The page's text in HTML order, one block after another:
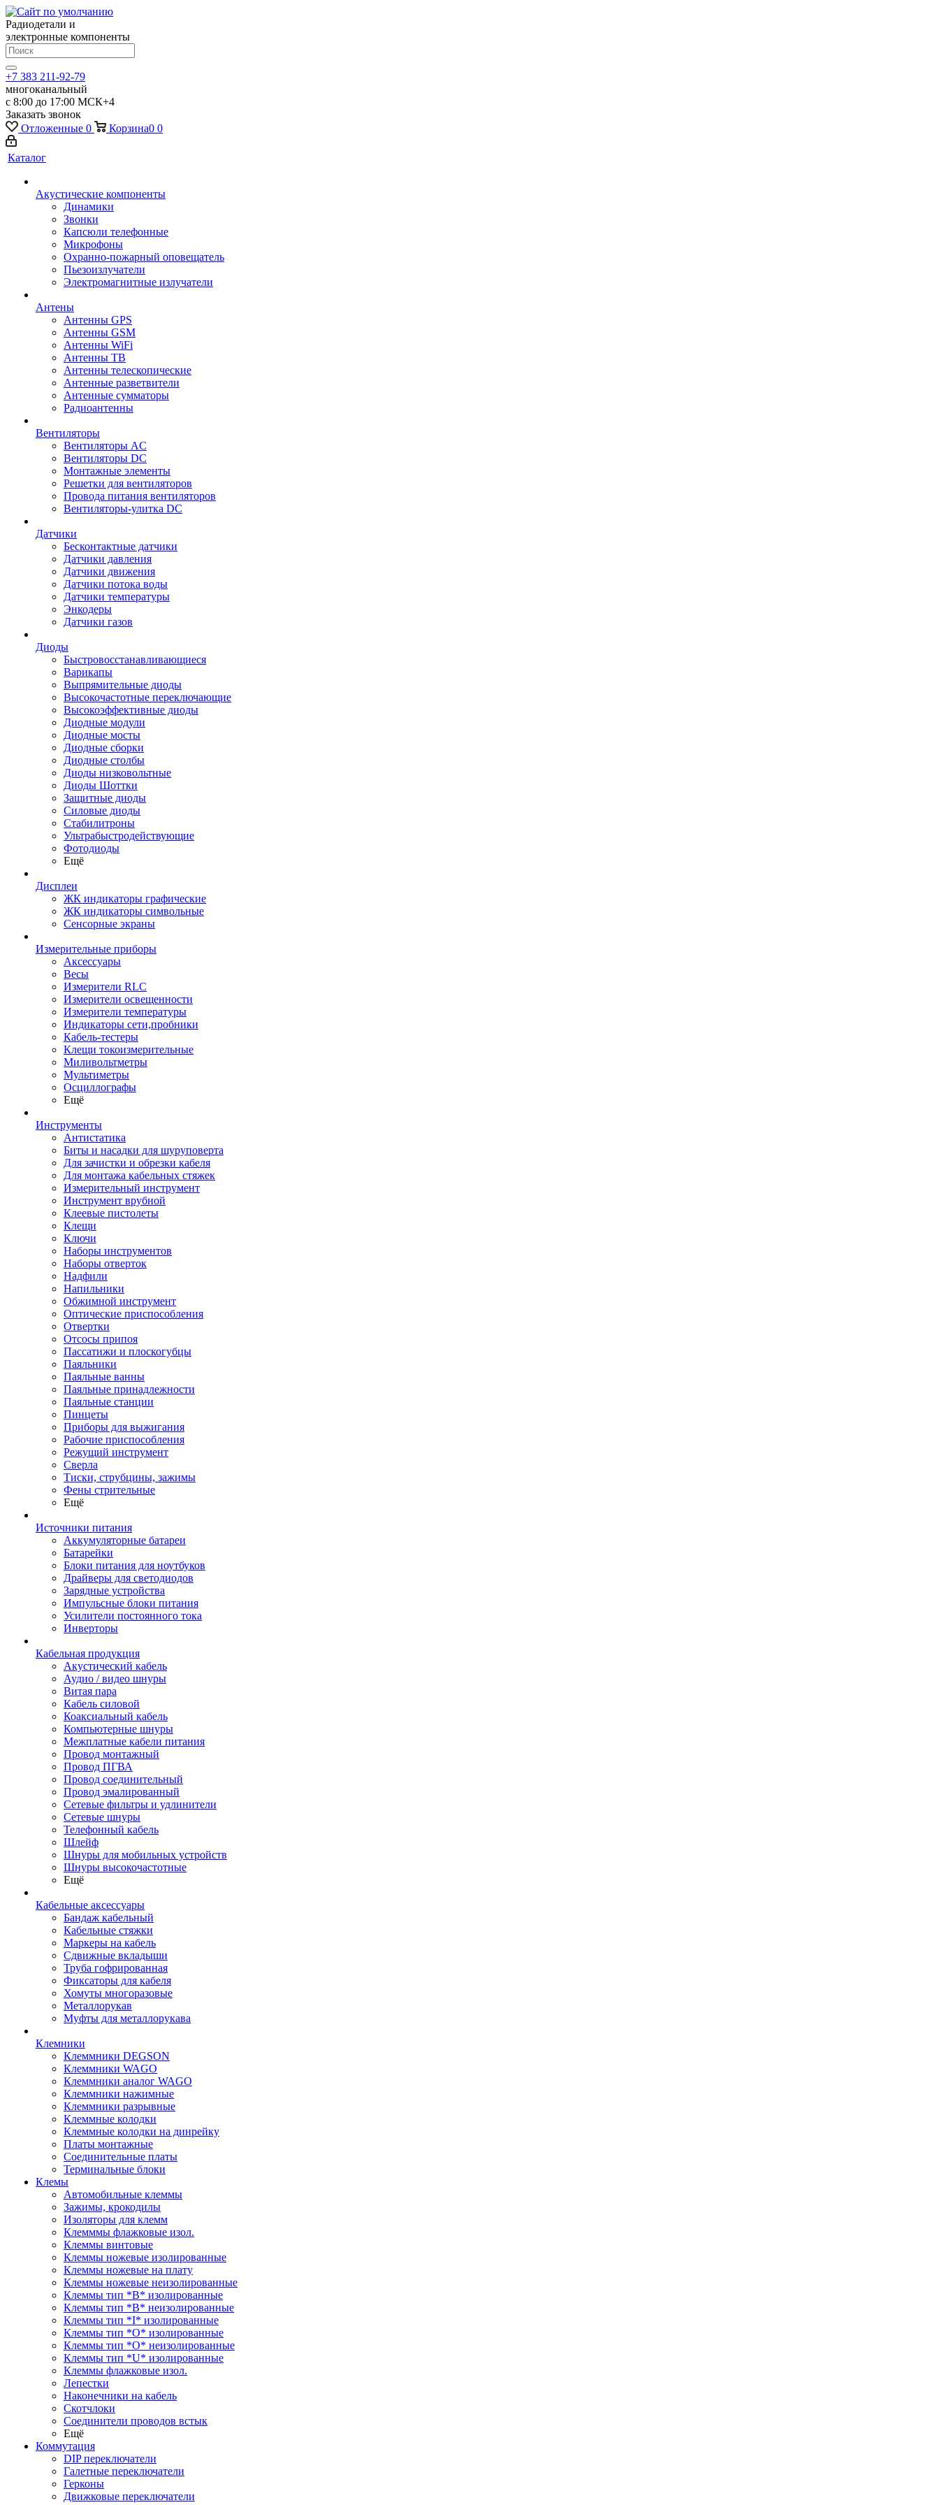
Радиодетали и
электронные компоненты
+7 383 211-92-79
многоканальный
с 8:00 до 17:00 МСК+4
Заказать звонок
Отложенные 0 Корзина0 0
Каталог
Акустические компоненты
Динамики
Звонки
Капсюли телефонные
Микрофоны
Охранно-пожарный оповещатель
Пьезоизлучатели
Электромагнитные излучатели
Антены
Антенны GPS
Антенны GSM
Антенны WiFi
Антенны ТВ
Антенны телескопические
Антенные разветвители
Антенные сумматоры
Радиоантенны
Вентиляторы
Вентиляторы AC
Вентиляторы DC
Монтажные элементы
Решетки для вентиляторов
Провода питания вентиляторов
Вентиляторы-улитка DC
Датчики
Бесконтактные датчики
Датчики давления
Датчики движения
Датчики потока воды
Датчики температуры
Энкодеры
Датчики газов
Диоды
Быстровосстанавливающиеся
Варикапы
Выпрямительные диоды
Высокочастотные переключающие
Высокоэффективные диоды
Диодные модули
Диодные мосты
Диодные сборки
Диодные столбы
Диоды низковольтные
Диоды Шоттки
Защитные диоды
Силовые диоды
Стабилитроны
Ультрабыстродействующие
Фотодиоды
Ещё
Дисплеи
ЖК индикаторы графические
ЖК индикаторы символьные
Сенсорные экраны
Измерительные приборы
Аксессуары
Весы
Измерители RLC
Измерители освещенности
Измерители температуры
Индикаторы сети,пробники
Кабель-тестеры
Клещи токоизмерительные
Миливольтметры
Мультиметры
Осциллографы
Ещё
Инструменты
Антистатика
Биты и насадки для шуруповерта
Для зачистки и обрезки кабеля
Для монтажа кабельных стяжек
Измерительный инструмент
Инструмент врубной
Клеевые пистолеты
Клещи
Ключи
Наборы инструментов
Наборы отверток
Надфили
Напильники
Обжимной инструмент
Оптические приспособления
Отвертки
Отсосы припоя
Пассатижи и плоскогубцы
Паяльники
Паяльные ванны
Паяльные принадлежности
Паяльные станции
Пинцеты
Приборы для выжигания
Рабочие приспособления
Режущий инструмент
Сверла
Тиски, струбцины, зажимы
Фены стрительные
Ещё
Источники питания
Аккумуляторные батареи
Батарейки
Блоки питания для ноутбуков
Драйверы для светодиодов
Зарядные устройства
Импульсные блоки питания
Усилители постоянного тока
Инверторы
Кабельная продукция
Акустический кабель
Аудио / видео шнуры
Витая пара
Кабель силовой
Коаксиальный кабель
Компьютерные шнуры
Межплатные кабели питания
Провод монтажный
Провод ПГВА
Провод соединительный
Провод эмалированный
Сетевые фильтры и удлинители
Сетевые шнуры
Телефонный кабель
Шлейф
Шнуры для мобильных устройств
Шнуры высокочастотные
Ещё
Кабельные аксессуары
Бандаж кабельный
Кабельные стяжки
Маркеры на кабель
Сдвижные вкладыши
Труба гофрированная
Фиксаторы для кабеля
Хомуты многоразовые
Металлорукав
Муфты для металлорукава
Клемники
Клеммники DEGSON
Клеммники WAGO
Клеммники аналог WAGO
Клеммники нажимные
Клеммники разрывные
Клеммные колодки
Клеммные колодки на динрейку
Платы монтажные
Соединительные платы
Терминальные блоки
Клемы
Автомобильные клеммы
Зажимы, крокодилы
Изоляторы для клемм
Клемммы флажковые изол.
Клеммы винтовые
Клеммы ножевые изолированные
Клеммы ножевые на плату
Клеммы ножевые неизолированные
Клеммы тип *B* изолированные
Клеммы тип *B* неизолированные
Клеммы тип *I* изолированные
Клеммы тип *O* изолированные
Клеммы тип *O* неизолированные
Клеммы тип *U* изолированные
Клеммы флажковые изол.
Лепестки
Наконечники на кабель
Скотчлоки
Соединители проводов встык
Ещё
Коммутация
DIP переключатели
Галетные переключатели
Герконы
Движковые переключатели